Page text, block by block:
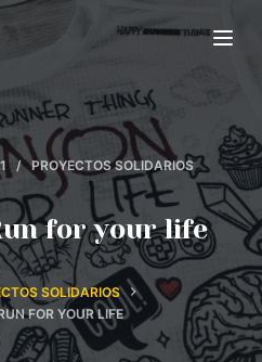
PROYECTOS SOLIDARIOS
for your life
SOLIDARIOS
FOR YOUR LIFE